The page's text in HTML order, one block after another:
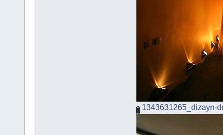
1343631265_dizayn-